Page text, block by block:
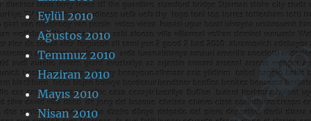
Eylül 2010
Ağustos 2010
Temmuz 2010
Haziran 2010
Mayıs 2010
Nisan 2010